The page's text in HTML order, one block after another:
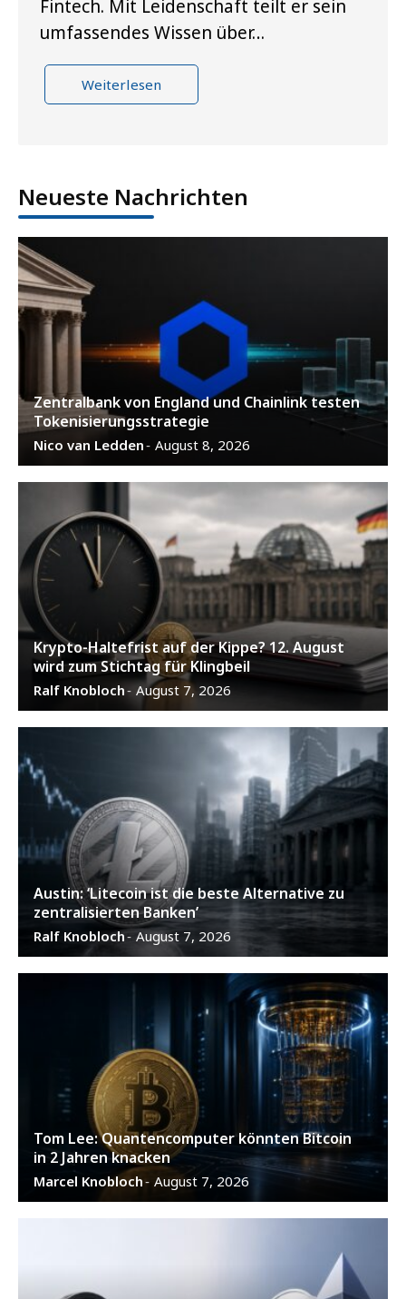
Fintech. Mit Leidenschaft teilt er sein
umfassendes Wissen über…
Weiterlesen
Neueste Nachrichten
Zentralbank von England und Chainlink testen
Tokenisierungsstrategie
Nico van Ledden- August 8, 2026
Krypto-Haltefrist auf der Kippe? 12. August
wird zum Stichtag für Klingbeil
Ralf Knobloch- August 7, 2026
Austin: ‘Litecoin ist die beste Alternative zu
zentralisierten Banken’
Ralf Knobloch- August 7, 2026
Tom Lee: Quantencomputer könnten Bitcoin
in 2 Jahren knacken
Marcel Knobloch- August 7, 2026